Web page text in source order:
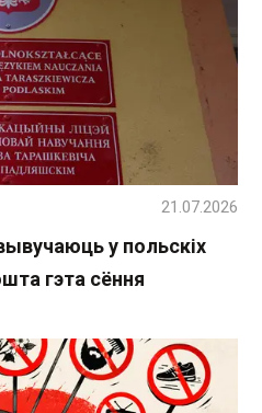
у польскіх
гэта сёння
21.07.2026